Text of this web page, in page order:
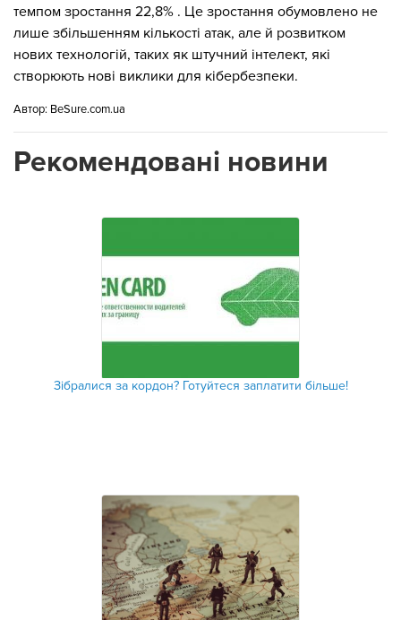
темпом зростання 22,8% . Це зростання обумовлено не
лише збільшенням кількості атак, але й розвитком
нових технологій, таких як штучний інтелект, які
створюють нові виклики для кібербезпеки.
Автор: BeSure.com.ua
Рекомендовані новини
Зібралися за кордон? Готуйтеся заплатити більше!